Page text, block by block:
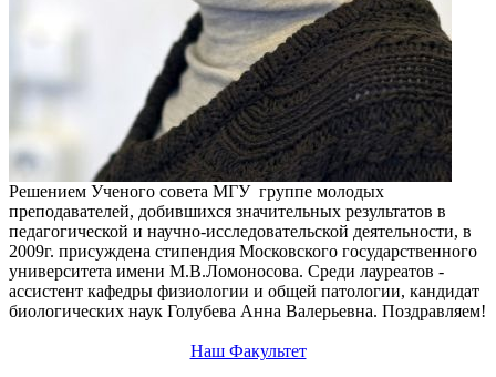
Решением Ученого совета МГУ группе молодых
преподавателей, добившихся значительных результатов в
педагогической и научно-исследовательской деятельности, в
2009г. присуждена стипендия Московского государственного
университета имени М.В.Ломоносова. Среди лауреатов -
ассистент кафедры физиологии и общей патологии, кандидат
биологических наук Голубева Анна Валерьевна. Поздравляем!
Наш Факультет